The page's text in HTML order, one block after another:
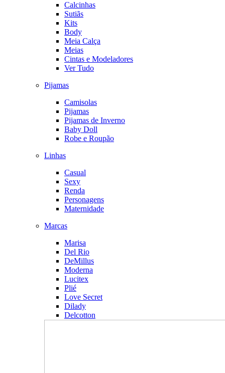
Calcinhas
Sutiãs
Kits
Body
Meia Calça
Meias
Cintas e Modeladores
Ver Tudo
Pijamas
Camisolas
Pijamas
Pijamas de Inverno
Baby Doll
Robe e Roupão
Linhas
Casual
Sexy
Renda
Personagens
Maternidade
Marcas
Marisa
Del Rio
DeMillus
Moderna
Lucitex
Plié
Love Secret
Dilady
Delcotton